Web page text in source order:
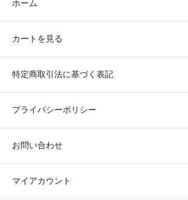
ホーム
カートを見る
特定商取引法に基づく表記
プライバシーポリシー
お問い合わせ
マイアカウント